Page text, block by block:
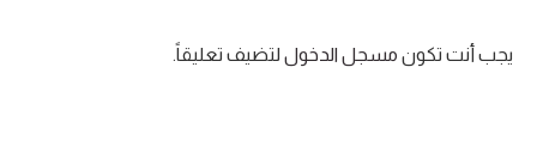
يجب أنت تكون مسجل الدخول لتضيف تعليقاً.